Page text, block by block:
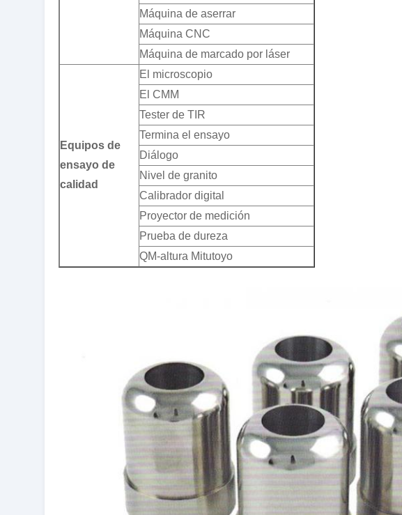
Máquina de aserrar
Máquina CNC
Máquina de marcado por láser
Equipos de
ensayo de
calidad
El microscopio
El CMM
Tester de TIR
Termina el ensayo
Diálogo
Nivel de granito
Calibrador digital
Proyector de medición
Prueba de dureza
QM-altura Mitutoyo